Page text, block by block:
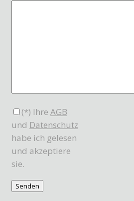
(*) Ihre AGB
und Datenschutz
habe ich gelesen
und akzeptiere
sie.